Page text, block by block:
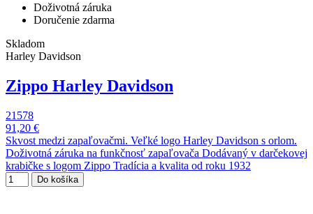
Doživotná záruka
Doručenie zdarma
Skladom
Harley Davidson
Zippo Harley Davidson
21578
91,20 €
Skvost medzi zapaľovačmi. Veľké logo Harley Davidson s orlom.
Doživotná záruka na funkčnosť zapaľovača Dodávaný v darčekovej
krabičke s logom Zippo Tradícia a kvalita od roku 1932
Do košíka